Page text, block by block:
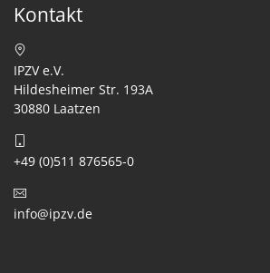
Kontakt
IPZV e.V.
Hildesheimer Str. 193A
30880 Laatzen
+49 (0)511 876565-0
info@ipzv.de